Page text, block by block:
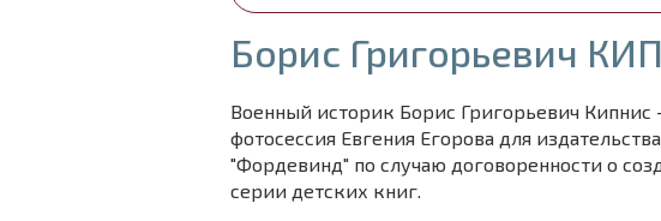
Борис Григорьевич
Военный историк Борис Григорьевич Кипнис
фотосессия Евгения Егорова для издательства
"Фордевинд" по случаю договоренности о
серии детских книг.